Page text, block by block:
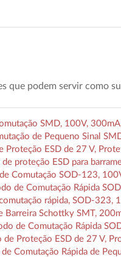
que podem servir como
SMD, 100V,
de Pequeno Sinal
ESD de 27 V,
proteção ESD para
Comutação SOD-123,
de Comutação Rápida
rápida, SOD-323,
Schottky SMT,
de Comutação Rápida
Proteção ESD de 27 V,
Comutação Rápida de